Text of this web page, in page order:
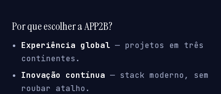
Por que escolher a APP2B?
Experiência global — projetos em três
continentes.
Inovação contínua — stack moderno, sem
roubar atalho.